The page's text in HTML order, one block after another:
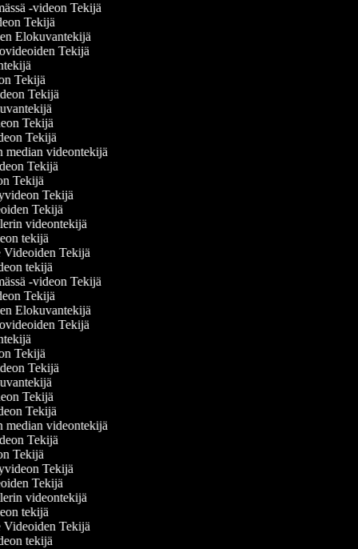
-videon Tekijä
Tekijä
Elokuvantekijä
Tekijä
Tekijä
Tekijä
Tekijä
Tekijä
median videontekijä
Tekijä
Tekijä
Tekijä
Tekijä
videontekijä
tekijä
Videoiden Tekijä
tekijä
-videon Tekijä
Tekijä
Elokuvantekijä
Tekijä
Tekijä
Tekijä
Tekijä
Tekijä
median videontekijä
Tekijä
Tekijä
Tekijä
Tekijä
videontekijä
tekijä
Videoiden Tekijä
tekijä